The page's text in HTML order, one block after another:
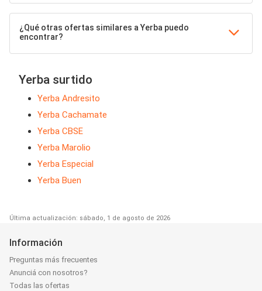
¿Qué otras ofertas similares a Yerba puedo
encontrar?
Yerba surtido
Yerba Andresito
Yerba Cachamate
Yerba CBSE
Yerba Marolio
Yerba Especial
Yerba Buen
Última actualización: sábado, 1 de agosto de 2026
Información
Preguntas más frecuentes
Anunciá con nosotros?
Todas las ofertas